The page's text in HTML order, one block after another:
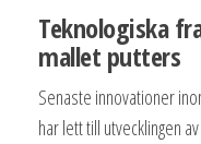
Teknologiska
mallet putters
Senaste innovationer
har lett till utvecklingen